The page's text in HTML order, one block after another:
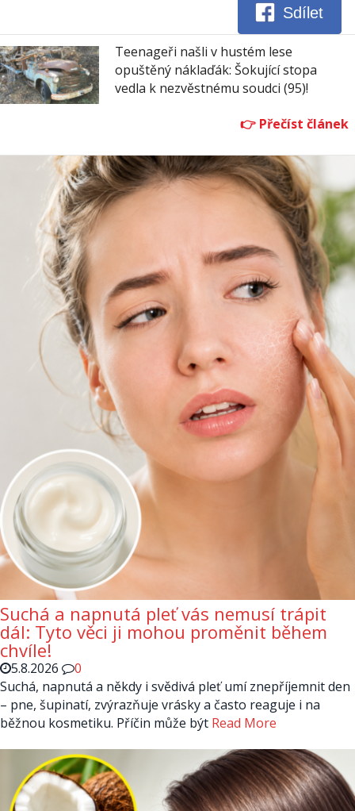
Sdílet
Teenageři našli v hustém lese
opuštěný náklaďák: Šokující stopa
vedla k nezvěstnému soudci (95)!
Suchá a napnutá pleť vás nemusí trápit
dál: Tyto věci ji mohou proměnit během
chvíle!
5.8.2026
0
Suchá, napnutá a někdy i svědivá pleť umí znepříjemnit den
– pne, šupinatí, zvýrazňuje vrásky a často reaguje i na
běžnou kosmetiku. Příčin může být Read More